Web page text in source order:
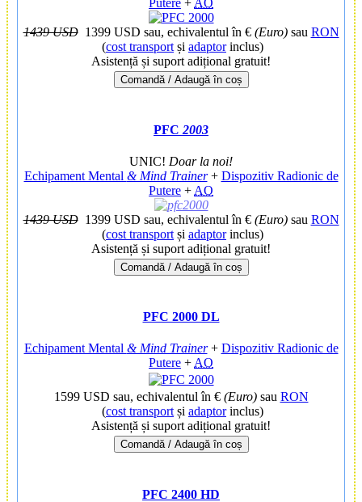
Putere + AO
1439 USD1399 USD sau, echivalentul în € (Euro)sau RON
(cost transport și adaptorinclus)
Asistență și suport adițional gratuit!
Comandă / Adaugă în coș
PFC 2003
UNIC! Doar la noi!
Echipament Mental & Mind Trainer+ Dispozitiv Radionic de
Putere + AO
1439 USD1399 USD sau, echivalentul în € (Euro)sau RON
(cost transport și adaptorinclus)
Asistență și suport adițional gratuit!
Comandă / Adaugă în coș
PFC 2000 DL
Echipament Mental & Mind Trainer+ Dispozitiv Radionic de
Putere +AO
1599 USD sau, echivalentul în € (Euro)sau RON
(cost transportși adaptorinclus)
Asistență și suport adițional gratuit!
Comandă / Adaugă în coș
PFC 2400 HD